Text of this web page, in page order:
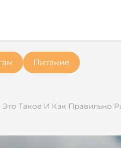
Питание
Такое И Как Правильно